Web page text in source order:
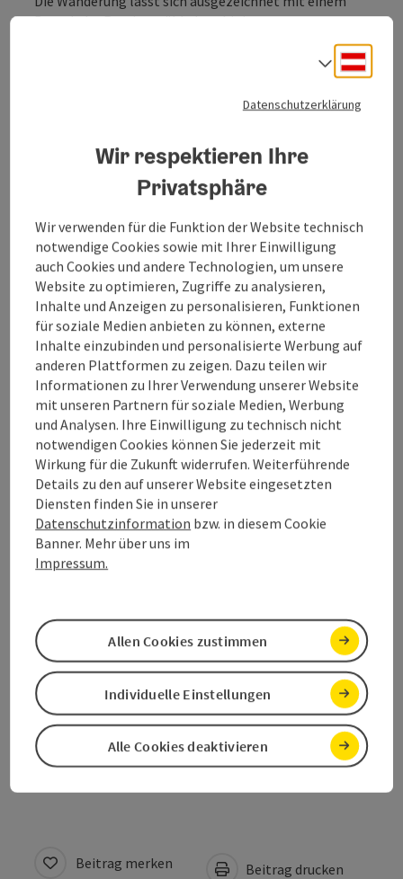
Besuch der Rumingmühle kombinieren.
Beispiel von Juni bis September jeden Dienstag um
13:00 Uhr zum Brot backen ein und jeden Freitag um
Mühlenvorführungam Programm.
Nähere Informationen zum Zwergerlweg erhalten
Eltern beim Tourismusverband Fuschlseeregion unter
...
Beschreibung vollständig anzeigen
Tour und Routeninformationen
Öffnungszeiten
Anreise/Lage
Eignung
Kontakt
Inspiration
Zustimmungserklärung
Beitrag merken Beitrag drucken
Datenschutzerklärung
Wir respektieren Ihre
Privatsphäre
Wir verwenden für die Funktion der Website technisch
notwendige Cookies sowie mit Ihrer Einwilligung
auch Cookies und andere Technologien, um unsere
Website zu optimieren, Zugriffe zu analysieren,
Inhalte und Anzeigen zu personalisieren, Funktionen
für soziale Medien anbieten zu können, externe
Inhalte einzubinden und personalisierte Werbung auf
anderen Plattformen zu zeigen. Dazu teilen wir
Informationen zu Ihrer Verwendung unserer Website
mit unseren Partnern für soziale Medien, Werbung
und Analysen. Ihre Einwilligung zu technisch nicht
notwendigen Cookies können Sie jederzeit mit
Wirkung für die Zukunft widerrufen. Weiterführende
Details zu den auf unserer Website eingesetzten
Diensten finden Sie in unserer
Datenschutzinformation bzw. in diesem Cookie
Banner. Mehr über uns im
Impressum.
Alle Cookies deaktivieren
Individuelle Einstellungen
Allen Cookies zustimmen